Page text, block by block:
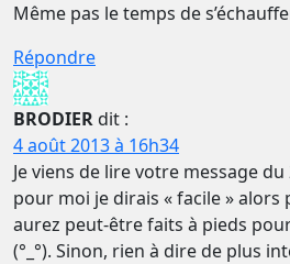
Même pas le temps de
Répondre
BRODIERdit :
4 août 2013 à 16h34
Je viens de lire votre message
pour moi je dirais « facile » alors
aurez peut-être faits à pieds
(°_°). Sinon, rien à dire de plus